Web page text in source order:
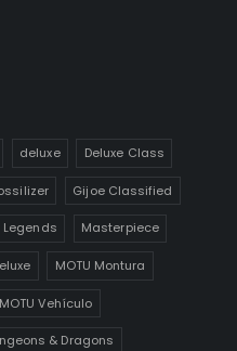
deluxe Deluxe Class
Gijoe Classified
Legends Masterpiece
MOTU Montura
MOTU Vehículo
& Dragons